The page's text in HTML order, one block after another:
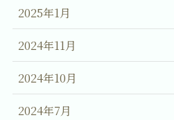
2025年1月
2024年11月
2024年10月
2024年7月